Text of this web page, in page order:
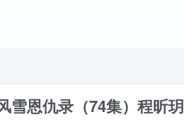
雪恩仇录（74集）程昕玥